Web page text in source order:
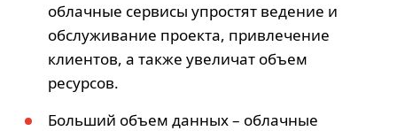
облачные сервисы упростят ведение и
обслуживание проекта, привлечение
клиентов, а также увеличат объем
ресурсов.
Больший объем данных – облачные